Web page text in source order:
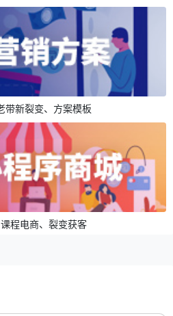
带新裂变、方案模板
程电商、裂变获客